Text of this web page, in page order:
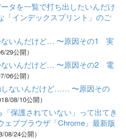
タを一覧で打ち出したいんだけ
インデックスプリント」のご
ないんだけど… 〜原因その1 実
29公開）
ないんだけど… 〜原因その2 電
06公開）
しないんだけど…… 〜原因その
08/10公開）
保護されていない」って出てき
ブブラウザ「Chrome」最新版
08/24公開）